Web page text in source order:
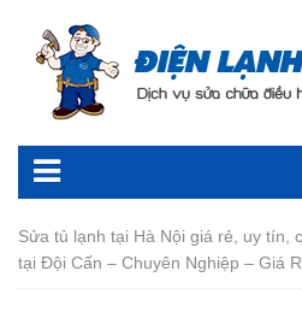
Sửa tủ lạnh tại Hà Nội giá rẻ, uy tín,
tại Đội Cấn – Chuyên Nghiệp – Giá